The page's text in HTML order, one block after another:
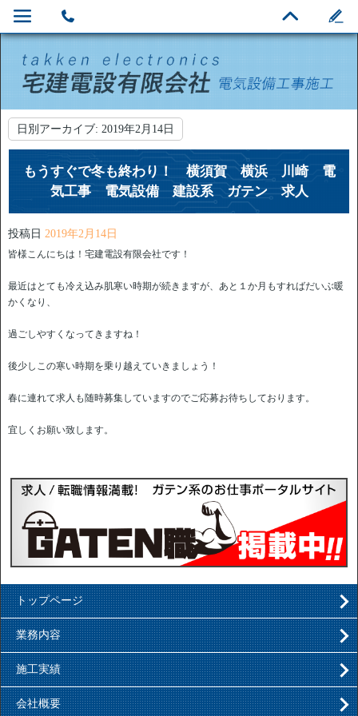
日別アーカイブ: 2019年2月14日
もうすぐで冬も終わり！ 横須賀 横浜 川崎 電
気工事 電気設備 建設系 ガテン 求人
投稿日 2019年2月14日
皆様こんにちは！宅建電設有限会社です！
最近はとても冷え込み肌寒い時期が続きますが、あと１か月もすればだいぶ暖
かくなり、
過ごしやすくなってきますね！
後少しこの寒い時期を乗り越えていきましょう！
春に連れて求人も随時募集していますのでご応募お待ちしております。
宜しくお願い致します。
トップページ
業務内容
施工実績
会社概要